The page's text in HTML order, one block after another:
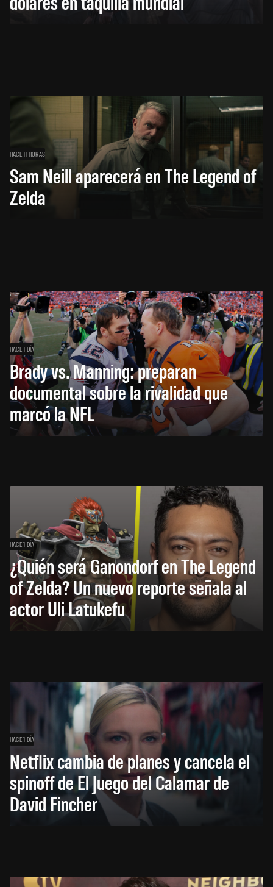
HACE 11 HORAS
Sam Neill aparecerá en The Legend of
Zelda
HACE 1 DÍA
Brady vs. Manning: preparan
documental sobre la rivalidad que
marcó la NFL
HACE 1 DÍA
¿Quién será Ganondorf en The Legend
of Zelda? Un nuevo reporte señala al
actor Uli Latukefu
HACE 1 DÍA
Netflix cambia de planes y cancela el
spinoff de El Juego del Calamar de
David Fincher